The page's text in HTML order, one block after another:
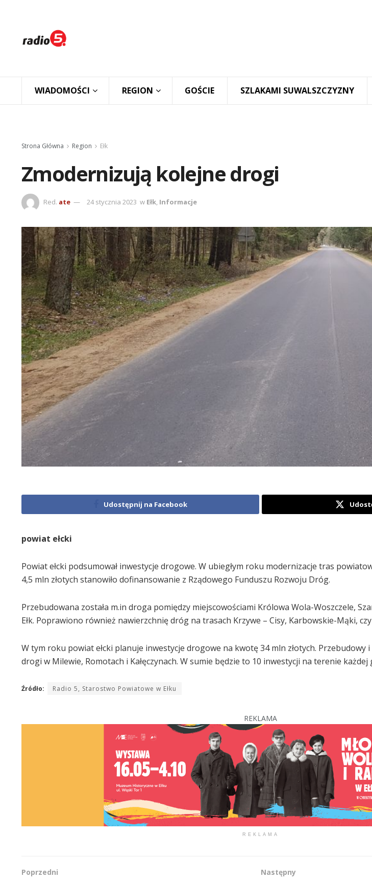
WIADOMOŚCI REGION GOŚCIE SZLAKAMI SUWALSZCZYZNY
Strona Główna Region Ełk
Zmodernizują kolejne drogi
Red. ate 24 stycznia 2023 w Ełk, Informacje
Udostępnij na Facebook
powiat ełcki
Powiat ełcki podsumował inwestycje drogowe. W ubiegłym roku modernizacje tras
4,5 mln złotych stanowiło dofinansowanie z Rządowego Funduszu Rozwoju Dróg.
Przebudowana została m.in droga pomiędzy miejscowościami Królowa Wola-Woszczele,
Ełk. Poprawiono również nawierzchnię dróg na trasach Krzywe – Cisy, Karbowskie-Mąki,
W tym roku powiat ełcki planuje inwestycje drogowe na kwotę 34 mln złotych. Przebudowy
drogi w Milewie, Romotach i Kałęczynach. W sumie będzie to 10 inwestycji na terenie każdej
Źródło: Radio 5, Starostwo Powiatowe w Ełku
REKLAMA
REKLAMA
Poprzedni Następny